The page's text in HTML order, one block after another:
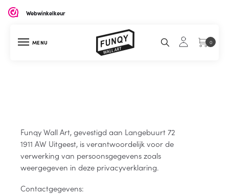
Webwinkelkeur
MENU 0
Funqy Wall Art, gevestigd aan Langebuurt 72
1911 AW Uitgeest, is verantwoordelijk voor de
verwerking van persoonsgegevens zoals
weergegeven in deze privacyverklaring.
Contactgegevens: